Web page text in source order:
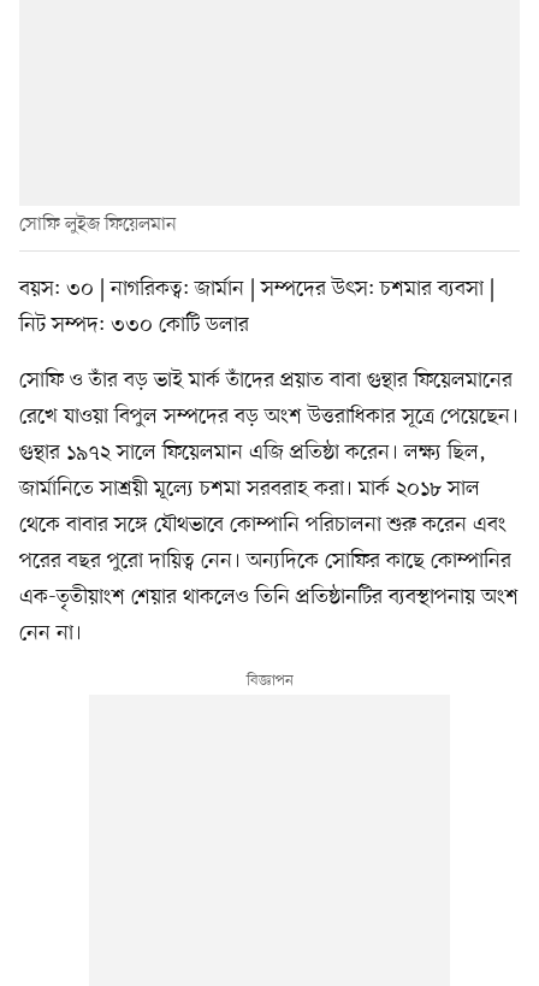
সোফি লুইজ ফিয়েলমান
বয়স: ৩০ | নাগরিকত্ব: জার্মান | সম্পদের উৎস: চশমার ব্যবসা |
নিট সম্পদ: ৩৩০ কোটি ডলার
সোফি ও তাঁর বড় ভাই মার্ক তাঁদের প্রয়াত বাবা গুন্থার ফিয়েলমানের
রেখে যাওয়া বিপুল সম্পদের বড় অংশ উত্তরাধিকার সূত্রে পেয়েছেন।
গুন্থার ১৯৭২ সালে ফিয়েলমান এজি প্রতিষ্ঠা করেন। লক্ষ্য ছিল,
জার্মানিতে সাশ্রয়ী মূল্যে চশমা সরবরাহ করা। মার্ক ২০১৮ সাল
থেকে বাবার সঙ্গে যৌথভাবে কোম্পানি পরিচালনা শুরু করেন এবং
পরের বছর পুরো দায়িত্ব নেন। অন্যদিকে সোফির কাছে কোম্পানির
এক-তৃতীয়াংশ শেয়ার থাকলেও তিনি প্রতিষ্ঠানটির ব্যবস্থাপনায় অংশ
নেন না।